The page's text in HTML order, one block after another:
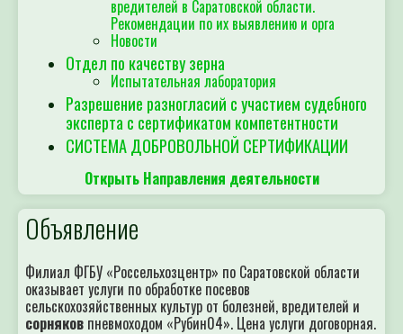
Рекомендации по их выявлению и орга
Новости
Отдел по качеству зерна
Испытательная лаборатория
Разрешение разногласий с участием судебного
эксперта с сертификатом компетентности
СИСТЕМА ДОБРОВОЛЬНОЙ СЕРТИФИКАЦИИ
Открыть Направления деятельности
Объявление
Филиал ФГБУ «Россельхозцентр» по Саратовской области
оказывает услуги по обработке посевов
сельскохозяйственных культур от болезней, вредителей и
сорняковпневмоходом «Рубин04». Цена услуги договорная.